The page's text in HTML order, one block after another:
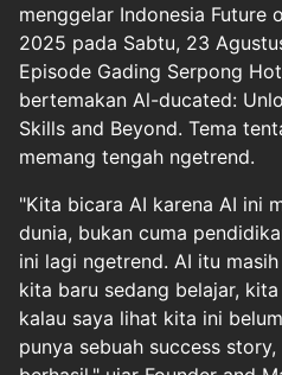
menggelar Indonesia Future
2025 pada Sabtu, 23
Episode Gading Serpong
bertemakan Al-ducated:
Skills and Beyond. Tema
memang tengah ngetrend.
"Kita bicara AI karena AI ini
dunia, bukan cuma
ini lagi ngetrend. AI itu
kita baru sedang belajar,
kalau saya lihat kita ini
punya sebuah success